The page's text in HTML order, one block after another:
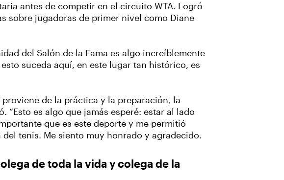
antes de competir en el circuito WTA. Logró
sobre jugadoras de primer nivel como Diane
del Salón de la Fama es algo increíblemente
suceda aquí, en este lugar tan histórico, es
de la práctica y la preparación, la
es algo que jamás esperé: estar al lado
que es este deporte y me permitió
tenis. Me siento muy honrado y agradecido.
de toda la vida y colega de la